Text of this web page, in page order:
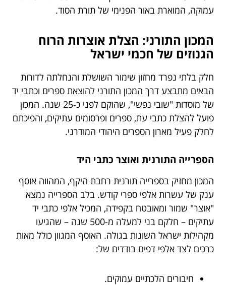
עמוקה, המוארת באור הפנימי של תורת הסוד.
המכון התורני: הצלת אוצרות הרוח
הגנוזים של חכמי ישראל
חלק בלתי נפרד מחזון שימור השושלת והנחלתה לדורות
הבאים מתבצע דרך המכון התורני להוצאת ספרים וכתבי יד
של מוסדות "שובי נפשי", שהוקם לפני כ-25 שנה. המכון
פועל להצלת כתבי עת, ספרים ופרסומים עתיקים, והפיכתם
לחלק פעיל מארון הספרים היהודי המודרני.
הספרייה התורנית ואוצר כתבי היד
המכון מחזיק בספרייה תורנית רחבת היקף, המהווה אוסף
ענק של עשרות אלפי ספרי קודש. בלב הספרייה נמצא
"אוצר" שמור ומאובטח בקפידה, המכיל אלפי כתבי יד
עתיקים – חלקם בני למעלה מ-500 שנה – שהגיעו
מקהילות ישראל השונות בגולה. האוסף המגוון כולל מאות
כרכים לצד אלפי דפים בודדים של:
חיבורים הלכתיים עמוקים.